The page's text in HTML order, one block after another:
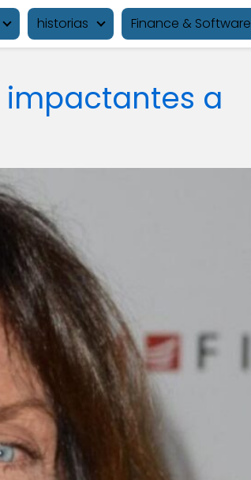
historias Finance & Software
impactantes a